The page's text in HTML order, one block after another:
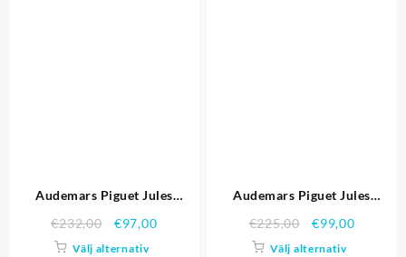
Audemars Piguet Jules
3386
€232,00 €97,00
Välj alternativ
Audemars Piguet Jules
3379
€225,00 €99,00
Välj alternativ